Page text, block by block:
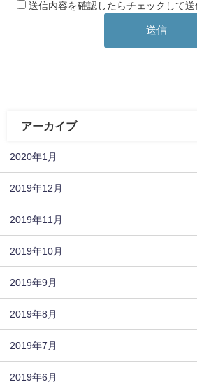
送信内容を確認したらチェックして送
アーカイブ
2020年1月
2019年12月
2019年11月
2019年10月
2019年9月
2019年8月
2019年7月
2019年6月